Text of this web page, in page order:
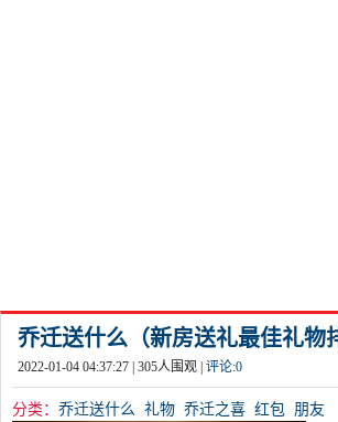
乔迁送什么（新房送礼最佳礼物
2022-01-04 04:37:27 | 305人围观 | 评论:0
分类： 乔迁送什么 礼物 乔迁之喜 红包 朋友